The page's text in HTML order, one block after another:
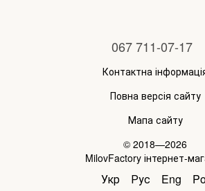
067 711-07-17
Контактна
Повна версія сайту
Мапа сайту
© 2018—2026
MilovFactory інтернет-
Укр Рус Eng